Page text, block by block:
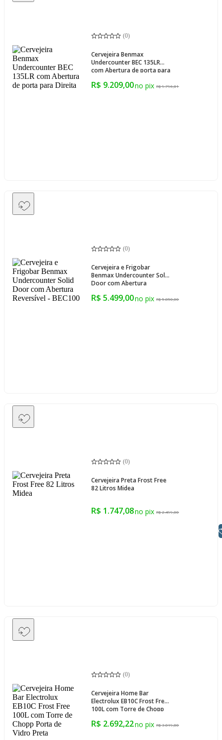
(0)
Cervejeira Benmax
Undercounter BEC 135LR
com Abertura de porta para
R$ 9.209,00 R$ 9.796,81
(0)
Cervejeira e Frigobar
Benmax Undercounter Solid
Door com Abertura
R$ 5.499,00 R$ 5.850,00
(0)
Cervejeira Preta Frost Free
82 Litros Midea
R$ 1.747,08 R$ 2.499,00
(0)
Cervejeira Home Bar
Electrolux EB10C Frost Free
100L com Torre de Chopp
R$ 2.692,22 R$ 3.019,80